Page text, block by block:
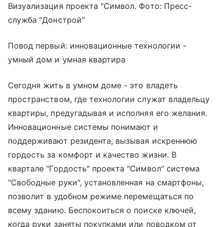
Визуализация проекта "Символ. Фото: Пресс-
служба "Донстрой"
Повод первый: инновационные технологии -
умный дом и умная квартира
Сегодня жить в умном доме - это владеть
пространством, где технологии служат владельцу
квартиры, предугадывая и исполняя его желания.
Инновационные системы понимают и
поддерживают резидента, вызывая искреннюю
гордость за комфорт и качество жизни. В
квартале "Гордость" проекта "Символ" система
"Свободные руки", установленная на смартфоны,
позволит в удобном режиме перемещаться по
всему зданию. Беспокоиться о поиске ключей,
когда руки заняты покупками или поводком от